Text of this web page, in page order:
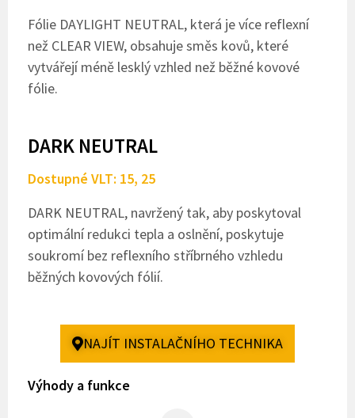
Fólie DAYLIGHT NEUTRAL, která je více reflexní
než CLEAR VIEW, obsahuje směs kovů, které
vytvářejí méně lesklý vzhled než běžné kovové
fólie.
DARK NEUTRAL
Dostupné VLT: 15, 25
DARK NEUTRAL, navržený tak, aby poskytoval
optimální redukci tepla a oslnění, poskytuje
soukromí bez reflexního stříbrného vzhledu
běžných kovových fólií.
NAJÍT INSTALAČNÍHO TECHNIKA
Výhody a funkce